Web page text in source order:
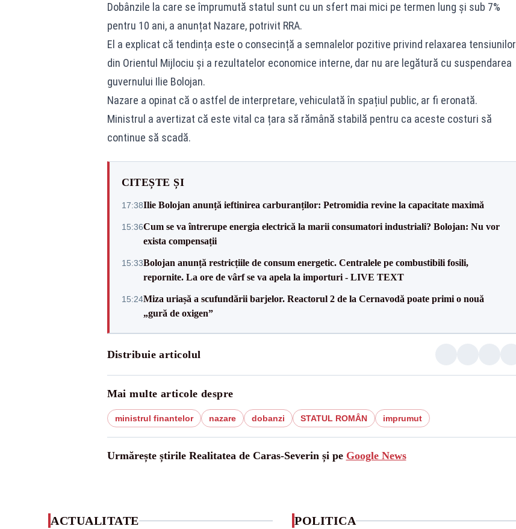
Dobânzile la care se împrumută statul sunt cu un sfert mai mici pe termen lung și sub 7%
pentru 10 ani, a anunțat Nazare, potrivit RRA.
El a explicat că tendința este o consecință a semnalelor pozitive privind relaxarea tensiunilor
din Orientul Mijlociu și a rezultatelor economice interne, dar nu are legătură cu suspendarea
guvernului Ilie Bolojan.
Nazare a opinat că o astfel de interpretare, vehiculată în spațiul public, ar fi eronată.
Ministrul a avertizat că este vital ca țara să rămână stabilă pentru ca aceste costuri să
continue să scadă.
CITEȘTE ȘI
17:38Ilie Bolojan anunță ieftinirea carburanților: Petromidia revine la capacitate maximă
15:36Cum se va întrerupe energia electrică la marii consumatori industriali? Bolojan: Nu vor
exista compensații
15:33Bolojan anunță restricțiile de consum energetic. Centralele pe combustibili fosili,
repornite. La ore de vârf se va apela la importuri - LIVE TEXT
15:24Miza uriașă a scufundării barjelor. Reactorul 2 de la Cernavodă poate primi o nouă
„gură de oxigen”
Distribuie articolul
Mai multe articole despre
ministrul finantelor nazare dobanzi STATUL ROMÂN imprumut
Urmărește știrile Realitatea de Caras-Severin și pe Google News
ACTUALITATE POLITICA